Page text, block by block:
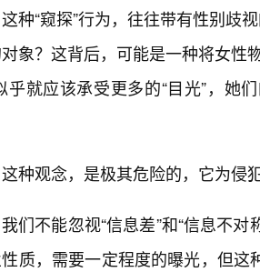
这种“窥探”行为，往往带有性别歧
象？这背后，可能是一种将女性
乎就应该承受更多的“目光”，她
这种观念，是极其危险的，它为侵
我们不能忽视“信息差”和“信息不
质，需要一定程度的曝光，但